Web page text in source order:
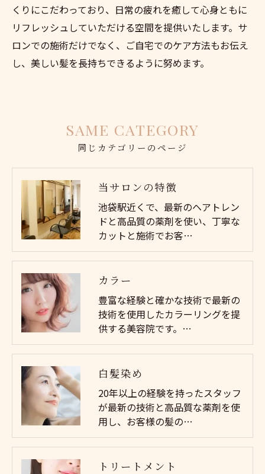
くりにこだわっており、日常の疲れを癒して心身ともに
リフレッシュしていただける空間を提供いたします。サ
ロンでの施術だけでなく、ご自宅でのケア方法もお伝え
し、美しい髪を長持ちできるように努めます。
同じカテゴリーのページ
SAME CATEGORY
当サロンの特徴
池袋駅近くで、最新のヘアトレン
ドと高品質の薬剤を使い、丁寧な
カットと施術でお客…
カラー
豊富な経験と確かな技術で最新の
技術を使用したカラーリングを提
供する美容院です。…
白髪染め
20年以上の経験を持ったスタッフ
が最新の技術と高品質な薬剤を使
用し、お客様の髪の…
トリートメント